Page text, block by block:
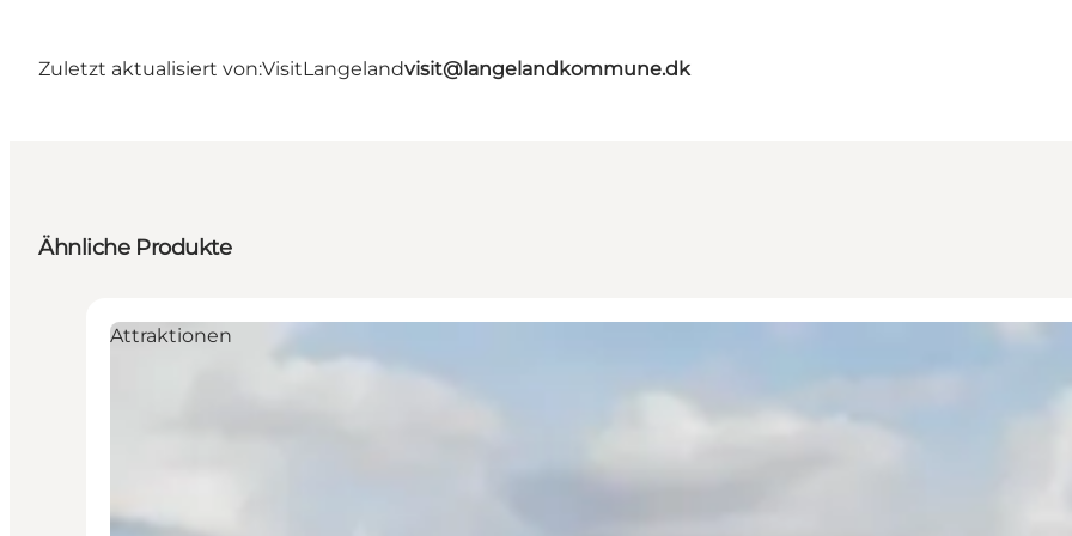
Zuletzt aktualisiert von:VisitLangelandvisit@langelandkommune.dk
Ähnliche Produkte
Attraktionen